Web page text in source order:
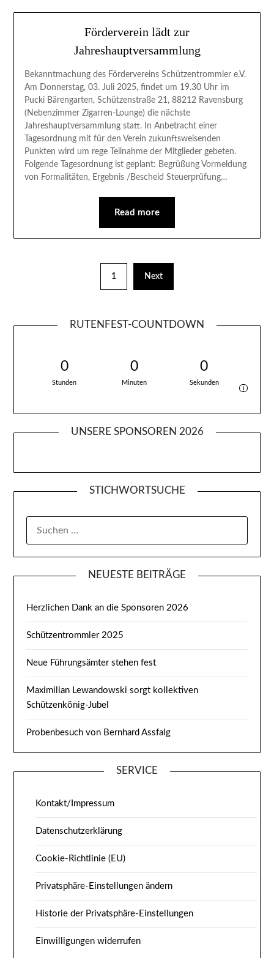
Förderverein lädt zur
Jahreshauptversammlung
Bekanntmachung des Fördervereins Schützentrommler e.V.
Am Donnerstag, 03. Juli 2025, findet um 19.30 Uhr im
Pucki Bärengarten, Schützenstraße 21, 88212 Ravensburg
(Nebenzimmer Zigarren-Lounge) die nächste
Jahreshauptversammlung statt. In Anbetracht einer
Tagesordnung mit für den Verein zukunftsweisenden
Punkten wird um rege Teilnahme der Mitglieder gebeten.
Folgende Tagesordnung ist geplant: Begrüßung Vormeldung
von Formalitäten, Ergebnis /Bescheid Steuerprüfung…
Read more
1 Next
RUTENFEST-COUNTDOWN
0
Stunden
0
Minuten
0
Sekunden
i
UNSERE SPONSOREN 2026
STICHWORTSUCHE
NEUESTE BEITRÄGE
Herzlichen Dank an die Sponsoren 2026
Schützentrommler 2025
Neue Führungsämter stehen fest
Maximilian Lewandowski sorgt kollektiven
Schützenkönig-Jubel
Probenbesuch von Bernhard Assfalg
SERVICE
Kontakt/Impressum
Datenschutzerklärung
Cookie-Richtlinie (EU)
Privatsphäre-Einstellungen ändern
Historie der Privatsphäre-Einstellungen
Einwilligungen widerrufen